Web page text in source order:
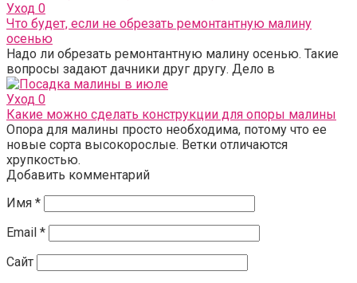
Уход 0
Что будет, если не обрезать ремонтантную малину
осенью
Надо ли обрезать ремонтантную малину осенью. Такие
вопросы задают дачники друг другу. Дело в
Уход 0
Какие можно сделать конструкции для опоры малины
Опора для малины просто необходима, потому что ее
новые сорта высокорослые. Ветки отличаются
хрупкостью.
Добавить комментарий
Имя *
Email *
Сайт